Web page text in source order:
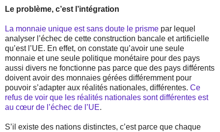
Le problème, c’est l’intégration
La monnaie unique est sans doute le prisme par lequel
analyser l’échec de cette construction bancale et artificielle
qu’est l’UE. En effet, on constate qu’avoir une seule
monnaie et une seule politique monétaire pour des pays
aussi divers ne fonctionne pas parce que des pays différents
doivent avoir des monnaies gérées différemment pour
pouvoir s’adapter aux réalités nationales, différentes. Ce
refus de voir que les réalités nationales sont différentes est
au cœur de l’échec de l’UE.
S’il existe des nations distinctes, c’est parce que chaque